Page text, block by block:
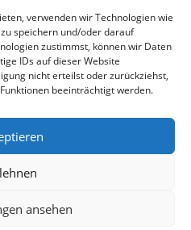
verwenden wir Technologien wie
speichern und/oder darauf
zustimmst, können wir Daten
IDs auf dieser Website
nicht erteilst oder zurückziehst,
beeinträchtigt werden.
ansehen
- Sarah Kailer
g